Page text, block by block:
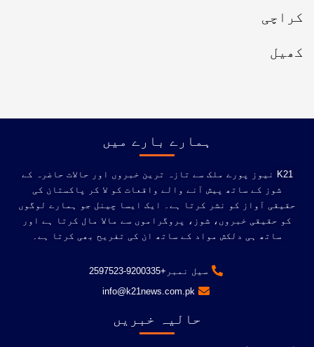
کراچی
کھیل
ہمارے بارے میں
K21 نیوز پورے ملک سے تازہ ترین خبروں اور حالات حاضرہ کے
شوز کے ساتھ پیش آنے والے واقعات کو لا کر پاکستان کی
حقیقی آواز کو نشر کرتا ہے۔ ایک ایسا چینل جو ہمارے لوگوں
کو حقیقی خبروں، شوز، پروگراموں سے مالا مال کرتا ہے اور
ساتھ ہی دلکش مواد کے ساتھ ان کی تفریح ​​بھی کرتا ہے۔
سیل نمبر+9200335-2597523
info@k21news.com.pk
حالیہ خبریں